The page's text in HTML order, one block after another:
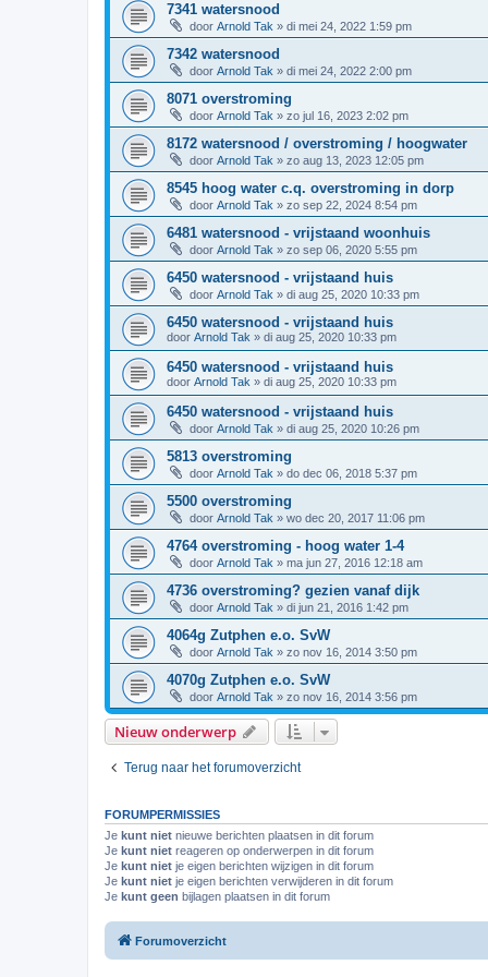
7341 watersnood
door Arnold Tak » di mei 24, 2022 1:59 pm
7342 watersnood
door Arnold Tak » di mei 24, 2022 2:00 pm
8071 overstroming
door Arnold Tak » zo jul 16, 2023 2:02 pm
8172 watersnood / overstroming / hoogwater
door Arnold Tak » zo aug 13, 2023 12:05 pm
8545 hoog water c.q. overstroming in dorp
door Arnold Tak » zo sep 22, 2024 8:54 pm
6481 watersnood - vrijstaand woonhuis
door Arnold Tak » zo sep 06, 2020 5:55 pm
6450 watersnood - vrijstaand huis
door Arnold Tak » di aug 25, 2020 10:33 pm
6450 watersnood - vrijstaand huis
door Arnold Tak » di aug 25, 2020 10:33 pm
6450 watersnood - vrijstaand huis
door Arnold Tak » di aug 25, 2020 10:33 pm
6450 watersnood - vrijstaand huis
door Arnold Tak » di aug 25, 2020 10:26 pm
5813 overstroming
door Arnold Tak » do dec 06, 2018 5:37 pm
5500 overstroming
door Arnold Tak » wo dec 20, 2017 11:06 pm
4764 overstroming - hoog water 1-4
door Arnold Tak » ma jun 27, 2016 12:18 am
4736 overstroming? gezien vanaf dijk
door Arnold Tak » di jun 21, 2016 1:42 pm
4064g Zutphen e.o. SvW
door Arnold Tak » zo nov 16, 2014 3:50 pm
4070g Zutphen e.o. SvW
door Arnold Tak » zo nov 16, 2014 3:56 pm
Nieuw onderwerp
Terug naar het forumoverzicht
FORUMPERMISSIES
Je kunt niet nieuwe berichten plaatsen in dit forum
Je kunt niet reageren op onderwerpen in dit forum
Je kunt niet je eigen berichten wijzigen in dit forum
Je kunt niet je eigen berichten verwijderen in dit forum
Je kunt geen bijlagen plaatsen in dit forum
Forumoverzicht